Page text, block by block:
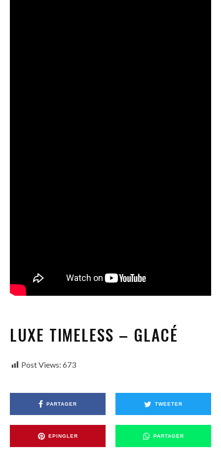
LUXE TIMELESS – GLACÉ
Post Views: 673
PARTAGER TWEETER
EPINGLER PARTAGER